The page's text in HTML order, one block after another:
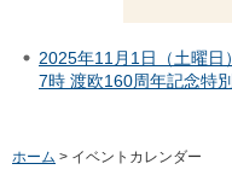
2025年11月1日（土曜日
7時 渡欧160周年記念特
ホーム > イベントカレンダー